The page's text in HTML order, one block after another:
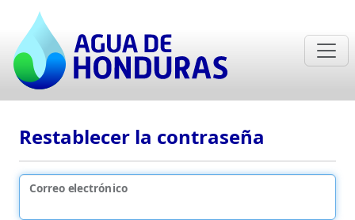
Restablecer la contraseña
Correo electrónico